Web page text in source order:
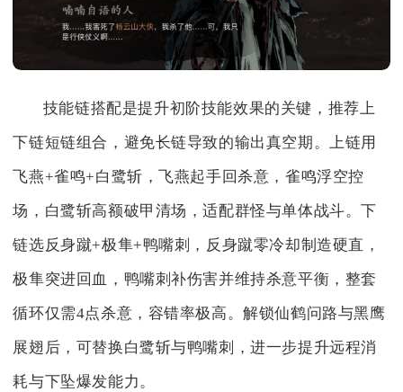
技能链搭配是提升初阶技能效果的关键，推荐上
下链短链组合，避免长链导致的输出真空期。上链用
飞燕+雀鸣+白鹭斩，飞燕起手回杀意，雀鸣浮空控
场，白鹭斩高额破甲清场，适配群怪与单体战斗。下
链选反身蹴+极隼+鸭嘴刺，反身蹴零冷却制造硬直，
极隼突进回血，鸭嘴刺补伤害并维持杀意平衡，整套
循环仅需4点杀意，容错率极高。解锁仙鹤问路与黑鹰
展翅后，可替换白鹭斩与鸭嘴刺，进一步提升远程消
耗与下坠爆发能力。